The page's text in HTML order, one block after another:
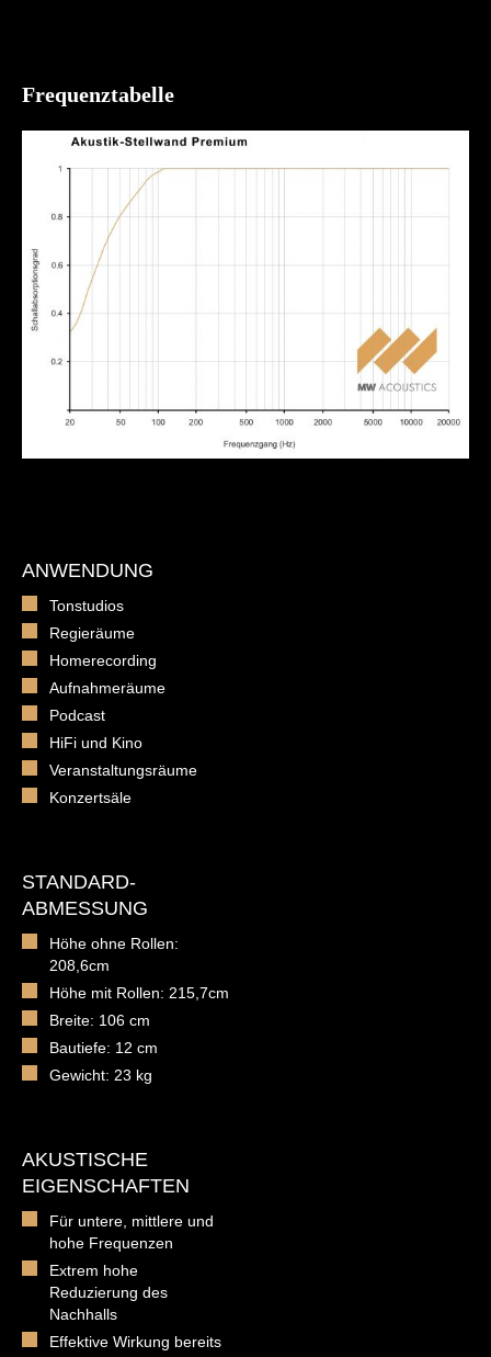
Frequenztabelle
ANWENDUNG
Tonstudios
Regieräume
Homerecording
Aufnahmeräume
Podcast
HiFi und Kino
Veranstaltungsräume
Konzertsäle
STANDARD-
ABMESSUNG
Höhe ohne Rollen:
208,6cm
Höhe mit Rollen: 215,7cm
Breite: 106 cm
Bautiefe: 12 cm
Gewicht: 23 kg
AKUSTISCHE
EIGENSCHAFTEN
Für untere, mittlere und
hohe Frequenzen
Extrem hohe
Reduzierung des
Nachhalls
Effektive Wirkung bereits